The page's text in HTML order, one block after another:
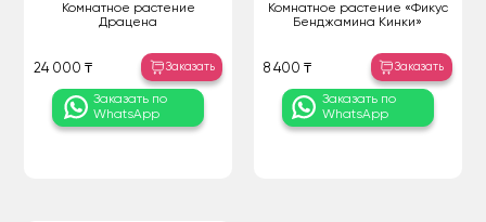
Комнатное растение
Драцена
24 000 ₸ Заказать
Заказать по
WhatsApp
Комнатное растение «Фикус
Бенджамина Кинки»
8 400 ₸ Заказать
Заказать по
WhatsApp